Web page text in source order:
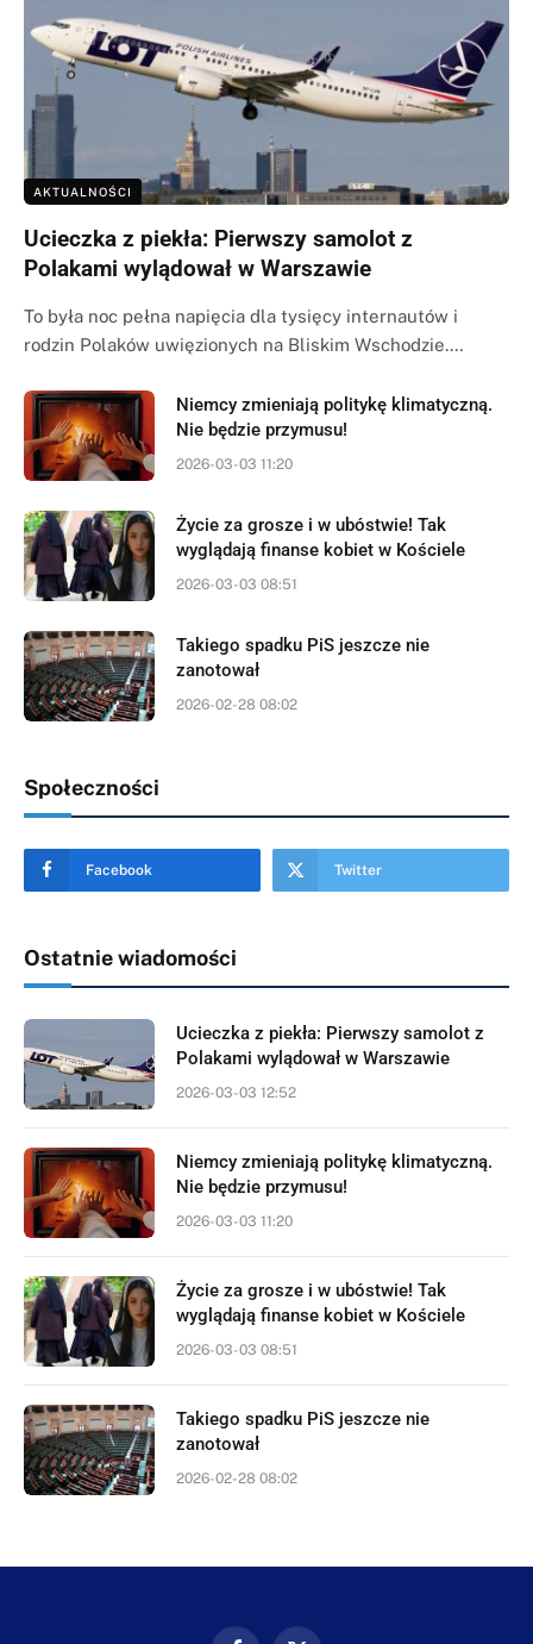
AKTUALNOŚCI
Ucieczka z piekła: Pierwszy samolot z
Polakami wylądował w Warszawie
To była noc pełna napięcia dla tysięcy internautów i
rodzin Polaków uwięzionych na Bliskim Wschodzie.…
Niemcy zmieniają politykę klimatyczną.
Nie będzie przymusu!
2026-03-03 11:20
Życie za grosze i w ubóstwie! Tak
wyglądają finanse kobiet w Kościele
2026-03-03 08:51
Takiego spadku PiS jeszcze nie
zanotował
2026-02-28 08:02
Społeczności
Facebook Twitter
Ostatnie wiadomości
Ucieczka z piekła: Pierwszy samolot z
Polakami wylądował w Warszawie
2026-03-03 12:52
Niemcy zmieniają politykę klimatyczną.
Nie będzie przymusu!
2026-03-03 11:20
Życie za grosze i w ubóstwie! Tak
wyglądają finanse kobiet w Kościele
2026-03-03 08:51
Takiego spadku PiS jeszcze nie
zanotował
2026-02-28 08:02